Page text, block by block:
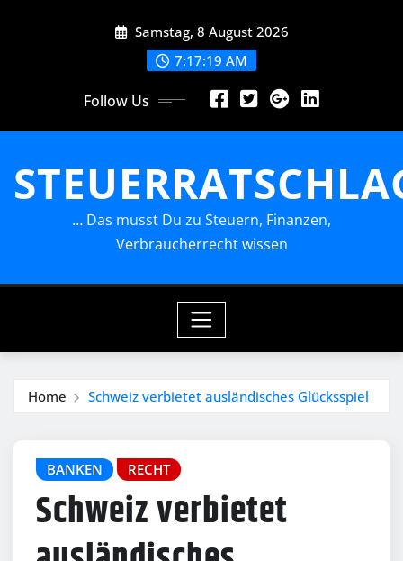
Samstag, 8 August 2026
7:17:20 AM
Follow Us
… Das musst Du zu Steuern, Finanzen,
Verbraucherrecht wissen
Home Schweiz verbietet ausländisches Glücksspiel
BANKEN RECHT
Schweiz verbietet